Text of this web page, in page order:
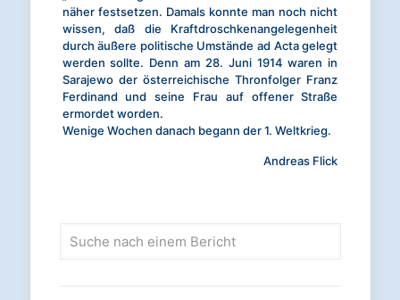
näher festsetzen. Damals konnte man noch nicht
wissen, daß die Kraftdroschkenangelegenheit
durch äußere politische Umstände ad Acta gelegt
werden sollte. Denn am 28. Juni 1914 waren in
Sarajewo der österreichische Thronfolger Franz
Ferdinand und seine Frau auf offener Straße
ermordet worden.
Wenige Wochen danach begann der 1. Weltkrieg.
Andreas Flick
nach